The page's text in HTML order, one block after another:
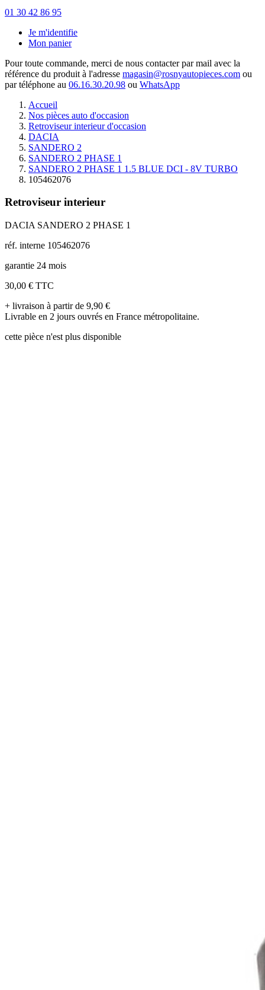
01 30 42 86 95
Je m'identifie
Mon panier
Pour toute commande, merci de nous contacter par mail avec la
référence du produit à l'adresse magasin@rosnyautopieces.com ou
par téléphone au 06.16.30.20.98 ou WhatsApp
Accueil
Nos pièces auto d'occasion
Retroviseur interieur d'occasion
DACIA
SANDERO 2
SANDERO 2 PHASE 1
SANDERO 2 PHASE 1 1.5 BLUE DCI - 8V TURBO
105462076
Retroviseur interieur
DACIA SANDERO 2 PHASE 1
réf. interne 105462076
garantie 24 mois
30,00 € TTC
+ livraison à partir de 9,90 €
Livrable en 2 jours ouvrés en France métropolitaine.
cette pièce n'est plus disponible